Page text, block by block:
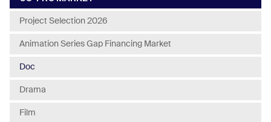
Project Selection 2026
Animation Series Gap Financing Market
Doc
Drama
Film